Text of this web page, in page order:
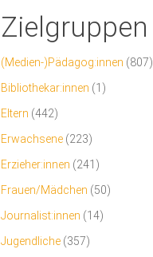
Zielgruppen
(Medien-)Pädagog:innen (807)
Bibliothekar:innen (1)
Eltern (442)
Erwachsene (223)
Erzieher:innen (241)
Frauen/Mädchen (50)
Journalist:innen (14)
Jugendliche (357)